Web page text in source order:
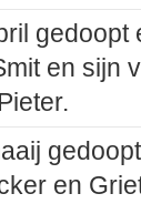
gedoopt
en sijn
en